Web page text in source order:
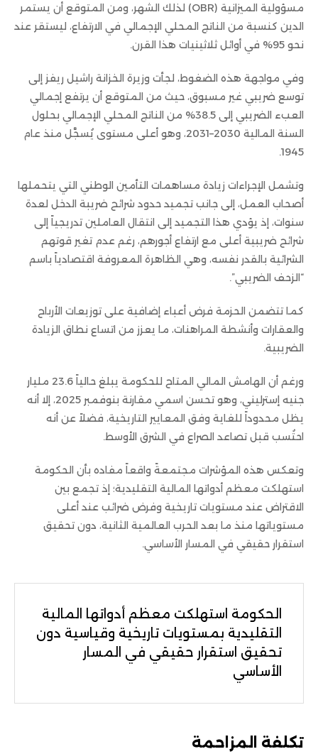
مسؤولية الميزانية (OBR) لذلك الشهر، ومن المتوقع أن يستمر
الدين كنسبة من الناتج المحلي الإجمالي في الارتفاع، ليستقر عند
نحو 95% في أوائل ثلاثينيات هذا القرن.
وفي مواجهة هذه الضغوط، لجأت وزيرة الخزانة راشيل ريفز إلى
توسع ضريبي غير مسبوق، حيث من المتوقع أن يرتفع إجمالي
العبء الضريبي إلى 38.5% من الناتج المحلي الإجمالي بحلول
السنة المالية 2030–2031، وهو أعلى مستوى يُسجَّل منذ عام
1945.
وتشمل الإجراءات زيادة مساهمات التأمين الوطني التي يتحملها
أصحاب العمل، إلى جانب تجميد حدود شرائح ضريبة الدخل لعدة
سنوات، إذ يؤدي هذا التجميد إلى انتقال العاملين تدريجياً إلى
شرائح ضريبية أعلى مع ارتفاع أجورهم، رغم عدم تغير قوتهم
الشرائية بالقدر نفسه، وهي الظاهرة المعروفة اقتصادياً باسم
“الزحف الضريبي”.
كما تتضمن الحزمة فرض أعباء إضافية على توزيعات الأرباح
والعقارات وأنشطة المراهنات، ما يعزز من اتساع نطاق الزيادة
الضريبية.
ورغم أن الهامش المالي المتاح للحكومة يبلغ حالياً 23.6 مليار
جنيه إسترليني، وهو تحسن اسمي مقارنة بنوفمبر 2025، إلا أنه
يظل محدوداً للغاية وفق المعايير التاريخية، فضلاً عن أنه
احتُسب قبل تصاعد الصراع في الشرق الأوسط.
وتعكس هذه المؤشرات مجتمعةً واقعاً مفاده بأن الحكومة
استهلكت معظم أدواتها المالية التقليدية؛ إذ تجمع بين
الاقتراض عند مستويات تاريخية وفرض ضرائب عند أعلى
مستوياتها منذ ما بعد الحرب العالمية الثانية، دون تحقيق
استقرار حقيقي في المسار الأساسي.
الحكومة استهلكت معظم أدواتها المالية
التقليدية بمستويات تاريخية وقياسية دون
تحقيق استقرار حقيقي في المسار
الأساسي
تكلفة المزاحمة